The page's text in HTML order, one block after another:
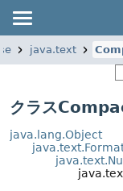
java.text
クラス
java.lang.Object